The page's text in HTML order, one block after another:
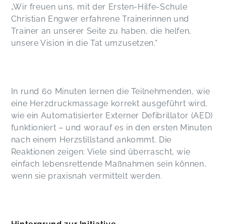
„Wir freuen uns, mit der Ersten-Hilfe-Schule
Christian Engwer erfahrene Trainerinnen und
Trainer an unserer Seite zu haben, die helfen,
unsere Vision in die Tat umzusetzen.“
In rund 60 Minuten lernen die Teilnehmenden, wie
eine Herzdruckmassage korrekt ausgeführt wird,
wie ein Automatisierter Externer Defibrillator (AED)
funktioniert – und worauf es in den ersten Minuten
nach einem Herzstillstand ankommt. Die
Reaktionen zeigen: Viele sind überrascht, wie
einfach lebensrettende Maßnahmen sein können,
wenn sie praxisnah vermittelt werden.